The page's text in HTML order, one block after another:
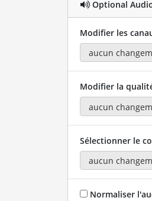
Optional
Modifier les
Modifier la
Sélectionner le
Normaliser